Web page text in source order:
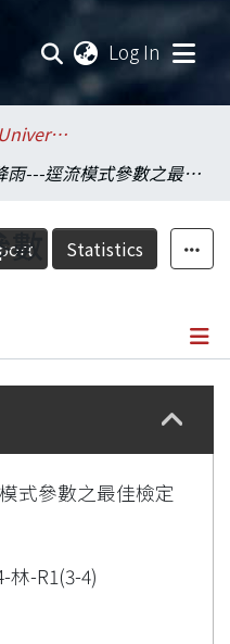
Log In
.National Taiwan University / 國立臺灣大學
降雨---逕流模式參數之最佳檢定
Statistics
數
式參數之最佳檢定
林-R1(3-4)